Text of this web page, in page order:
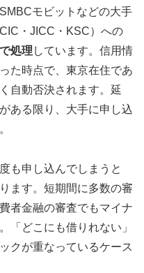
モビットなどの大手
・JICC・KSC）への
処理 しています。信用情
た時点で、東京在住であ
自動否決されます。延
ある限り、大手に申し込
も申し込んでしまうと
ます。短期間に多数の審
者金融の審査でもマイナ
「どこにも借りれない」
クが重なっているケース